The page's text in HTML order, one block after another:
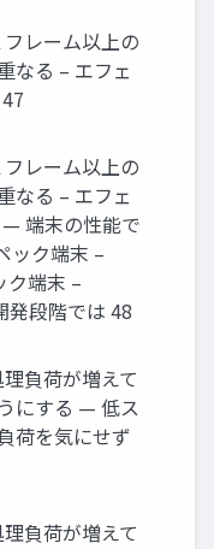
レーム以上の
なる – エフェ
レーム以上の
なる – エフェ
端末の性能で
ック端末 –
ク端末 –
発段階では 48
負荷が増えて
にする — 低ス
荷を気にせず
負荷が増えて